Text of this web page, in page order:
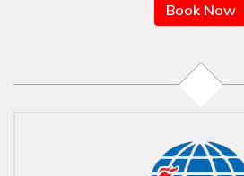
Book Now